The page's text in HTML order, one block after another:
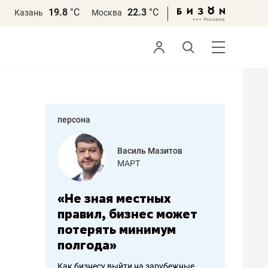
Казань 19.8 °С Москва 22.3 °С
персона
работа
Василь Мазитов
МАРТ
«Не зная местных
правил, бизнес может
потерять минимум
полгода»